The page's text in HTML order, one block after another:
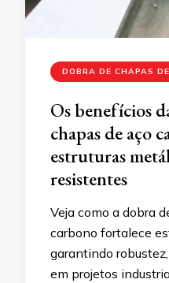
DOBRA DE CHAPAS
Os benefícios
chapas de aço
estruturas
resistentes
Veja como a dobra
carbono fortalece
garantindo
em projetos